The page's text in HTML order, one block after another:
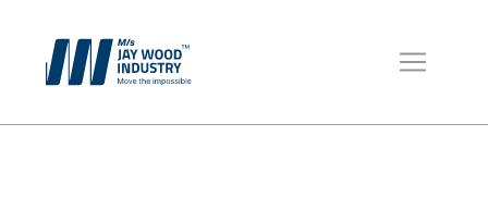
చెక్క ప్యాలెట్లు
ప్యాకింగ్ కోసం పెట్టెలుs